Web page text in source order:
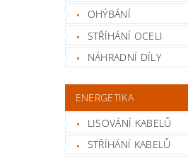
OHÝBÁNÍ
STŘÍHÁNÍ OCELI
NÁHRADNÍ DÍLY
ENERGETIKA
LISOVÁNÍ KABELŮ
STŘÍHÁNÍ KABELŮ